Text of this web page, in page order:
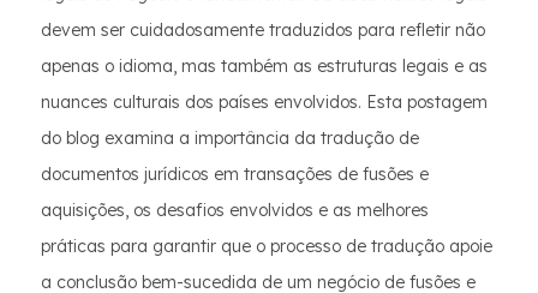
devem ser cuidadosamente traduzidos para refletir não
apenas o idioma, mas também as estruturas legais e as
nuances culturais dos países envolvidos. Esta postagem
do blog examina a importância da tradução de
documentos jurídicos em transações de fusões e
aquisições, os desafios envolvidos e as melhores
práticas para garantir que o processo de tradução apoie
a conclusão bem-sucedida de um negócio de fusões e